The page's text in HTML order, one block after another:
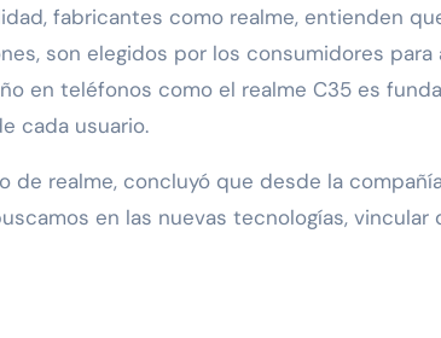
fabricantes como realme, entienden
son elegidos por los consumidores
en teléfonos como el realme C35 es
cada usuario.
de realme, concluyó que desde la
en las nuevas tecnologías,